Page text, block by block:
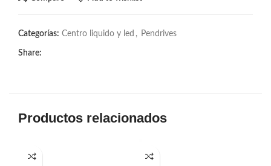
Categorías: Centro liquido y led , Pendrives
Share:
Productos relacionados